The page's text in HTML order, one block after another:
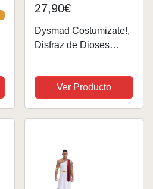
27,90€
Dysmad Costumizate!,
Disfraz de Dioses
Carnaval (Hombre)
Ver Producto